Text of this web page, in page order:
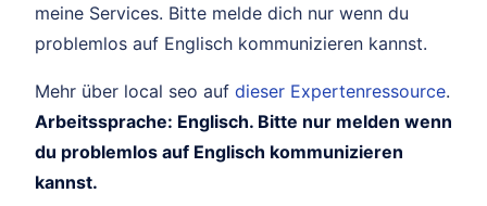
meine Services. Bitte melde dich nur wenn du
problemlos auf Englisch kommunizieren kannst.
Mehr über local seo auf dieser Expertenressource.
Arbeitssprache: Englisch. Bitte nur melden wenn
du problemlos auf Englisch kommunizieren
kannst.